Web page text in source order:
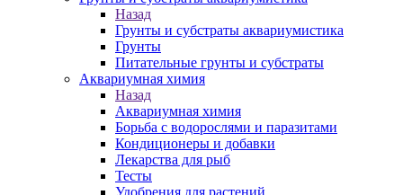
Назад
Грунты и субстраты аквариумистика
Грунты
Питательные грунты и субстраты
Аквариумная химия
Назад
Аквариумная химия
Борьба с водорослями и паразитами
Кондиционеры и добавки
Лекарства для рыб
Тесты
Удобрения для растений